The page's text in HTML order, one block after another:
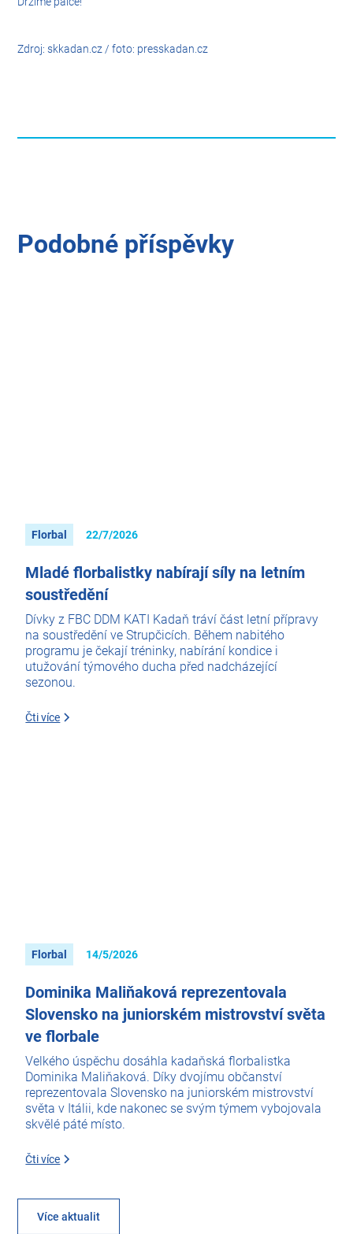
Zdroj: skkadan.cz / foto: presskadan.cz
Podobné příspěvky
Florbal 22/7/2026
Mladé florbalistky nabírají síly na letním
soustředění
Dívky z FBC DDM KATI Kadaň tráví část letní přípravy
na soustředění ve Strupčicích. Během nabitého
programu je čekají tréninky, nabírání kondice i
utužování týmového ducha před nadcházející
sezonou.
Čti více
Florbal 14/5/2026
Dominika Maliňaková reprezentovala
Slovensko na juniorském mistrovství světa
ve florbale
Velkého úspěchu dosáhla kadaňská florbalistka
Dominika Maliňaková. Díky dvojímu občanství
reprezentovala Slovensko na juniorském mistrovství
světa v Itálii, kde nakonec se svým týmem vybojovala
skvělé páté místo.
Čti více
Více aktualit